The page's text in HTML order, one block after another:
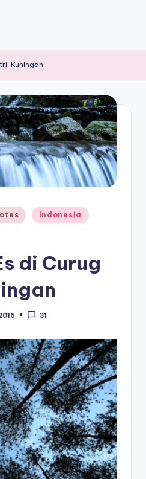
Kuningan
Indonesia
di Curug
31